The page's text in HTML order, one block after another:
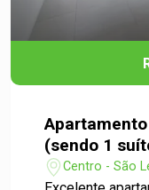
(sendo 1
Centro - São